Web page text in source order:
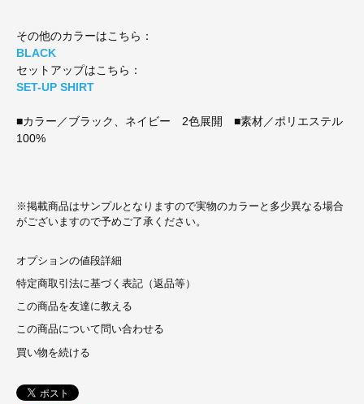
その他のカラーはこちら：
BLACK
セットアップはこちら：
SET-UP SHIRT
■カラー／ブラック、ネイビー 2色展開 ■素材／ポリエステル
100%
※掲載商品はサンプルとなりますので実物のカラーと多少異なる場合
がございますので予めご了承ください。
オプションの値段詳細
特定商取引法に基づく表記（返品等）
この商品を友達に教える
この商品について問い合わせる
買い物を続ける